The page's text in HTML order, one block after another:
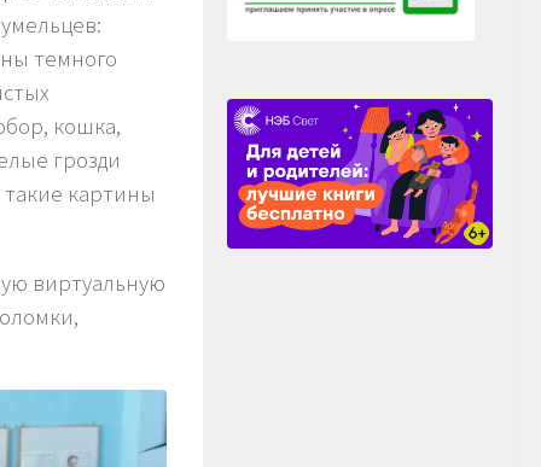
темного
кошка,
грозди
картины
виртуальную